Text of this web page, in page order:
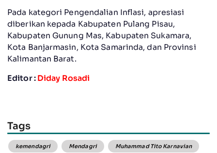
Pada kategori Pengendalian Inflasi, apresiasi
diberikan kepada Kabupaten Pulang Pisau,
Kabupaten Gunung Mas, Kabupaten Sukamara,
Kota Banjarmasin, Kota Samarinda, dan Provinsi
Kalimantan Barat.
Editor :Diday Rosadi
Tags
kemendagri Mendagri Muhammad Tito Karnavian